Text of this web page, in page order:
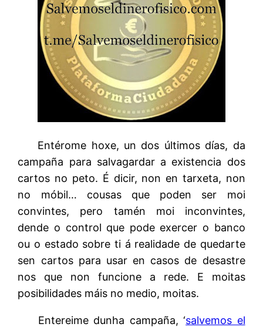
Entérome hoxe, un dos últimos días, da
campaña para salvagardar a existencia dos
cartos no peto. É dicir, non en tarxeta, non
no móbil… cousas que poden ser moi
convintes, pero tamén moi inconvintes,
dende o control que pode exercer o banco
ou o estado sobre ti á realidade de quedarte
sen cartos para usar en casos de desastre
nos que non funcione a rede. E moitas
posibilidades máis no medio, moitas.
Entereime dunha campaña, ‘salvemos el